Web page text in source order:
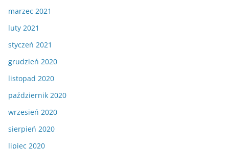
marzec 2021
luty 2021
styczeń 2021
grudzień 2020
listopad 2020
październik 2020
wrzesień 2020
sierpień 2020
lipiec 2020